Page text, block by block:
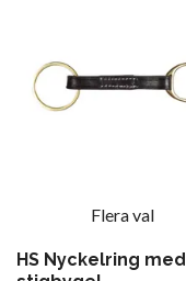
Flera val
HS Nyckelring med